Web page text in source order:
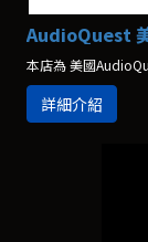
AudioQuest
本店為 美國
詳細介紹